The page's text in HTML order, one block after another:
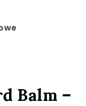
Balm –